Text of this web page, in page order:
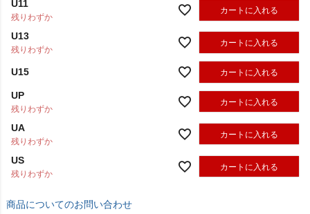
U11
残りわずか
カートに入れる
U13
残りわずか
カートに入れる
U15 カートに入れる
UP
残りわずか
カートに入れる
UA
残りわずか
カートに入れる
US
残りわずか
カートに入れる
商品についてのお問い合わせ